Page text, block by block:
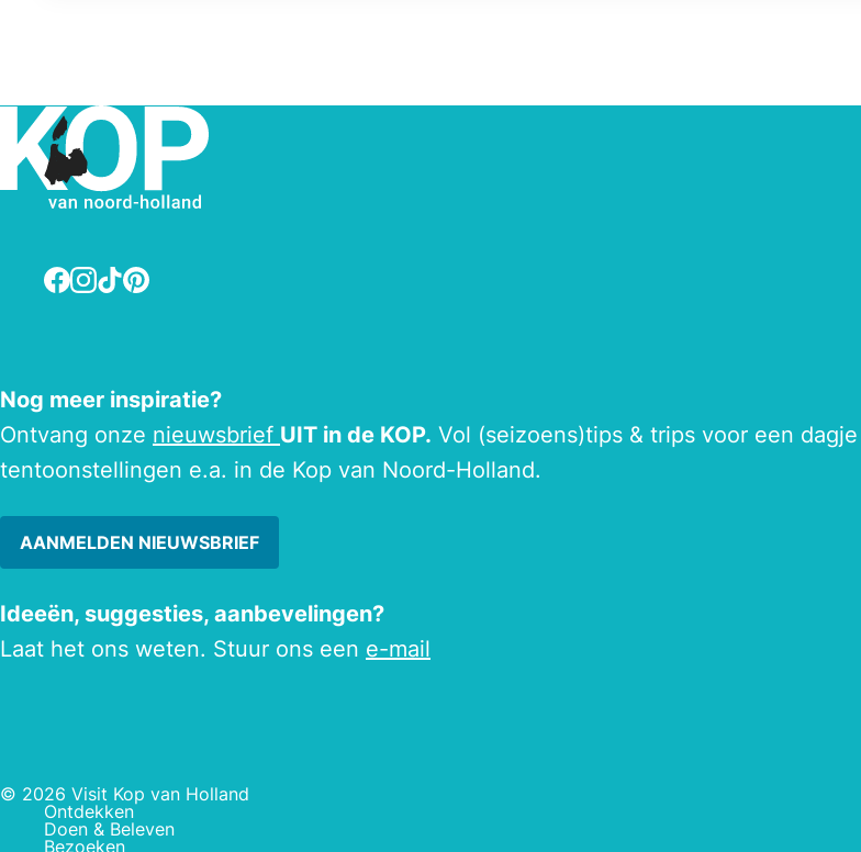
Facebook
Instagram
TikTokPinterest
Nog meer inspiratie?
Ontvang onze nieuwsbrief UIT in de KOP. Vol (seizoens)tips & trips voor een
tentoonstellingen e.a. in de Kop van Noord-Holland.
AANMELDEN NIEUWSBRIEF
Ideeën, suggesties, aanbevelingen?
Laat het ons weten. Stuur ons een e-mail
© 2026 Visit Kop van Holland
Ontdekken
Doen & Beleven
Bezoeken